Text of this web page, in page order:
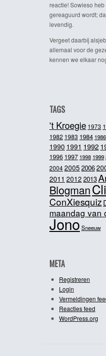
reactie! Sowieso
gereaguurd wordt;
levendig.
Vergeet daarbij
allemaal voor de
kennen we elkaar
TAGS
't Kroegie 1973
1982 1983 1984 1986
1990 1991 1992
1996 1997 1998 1999
20042005 2006
2011 2012 2013
Blogman
ConXiesquiz
maandag van
JonoSneeuw
META
Registreren
Login
Vermeldingen
Reacties feed
WordPress.org